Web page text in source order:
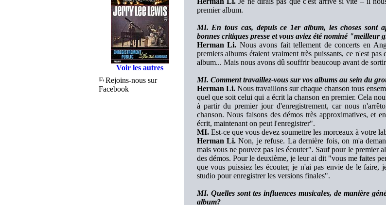
Voir les autres
Rejoins-nous sur
Facebook
premier album.
MI. En tous cas, depuis ce 1er album, les choses sont
bonnes critiques presse et vous aviez été nominé "meilleur
Herman Li. Nous avons fait tellement de concerts en
premiers albums étaient vraiment très puissants, ce n'est
album... Mais nous avons dû souffrir beaucoup avant de
MI. Comment travaillez-vous sur vos albums au sein du
Herman Li.Nous travaillons sur chaque chanson tous
quel que soit celui qui a écrit la chanson en premier. Cela
à partir du premier jour d'enregistrement, car nous
chanson. Nous faisons des démos très approximatives, et
écrit, maintenant on peut l'enregistrer".
MI.Est-ce que vous devez soumettre les morceaux à votre
Herman Li.Non, je refuse. La dernière fois, on m'a
mais vous ne pouvez pas les écouter". Sauf pour le premier
des démos. Pour le deuxième, je leur ai dit "vous me faites
que vous puissiez les écouter, je n'ai pas envie de le faire,
studio pour enregistrer les versions finales".
MI. Quelles sont tes influences musicales, de manière
album?